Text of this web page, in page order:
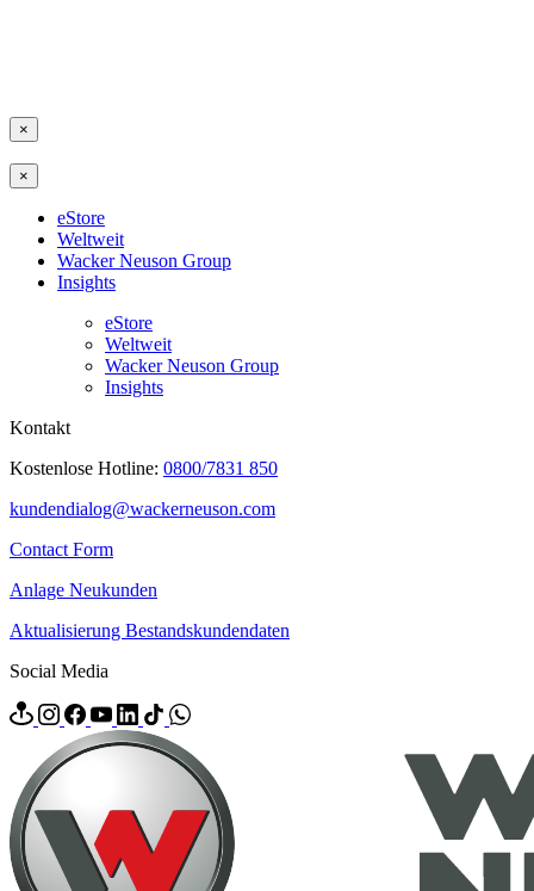
×
×
eStore
Weltweit
Wacker Neuson Group
Insights
eStore
Weltweit
Wacker Neuson Group
Insights
Kontakt
Kostenlose Hotline: 0800/7831 850
kundendialog@wackerneuson.com
Contact Form
Anlage Neukunden
Aktualisierung Bestandskundendaten
Social Media